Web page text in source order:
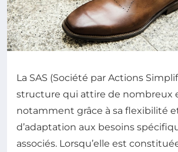
La SAS (Société par Actions
structure qui attire de nombreux
notamment grâce à sa flexibilité
d’adaptation aux besoins
associés. Lorsqu’elle est